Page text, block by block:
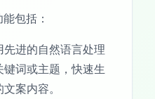
包括：
进的自然语言处理
词或主题，快速生
案内容。